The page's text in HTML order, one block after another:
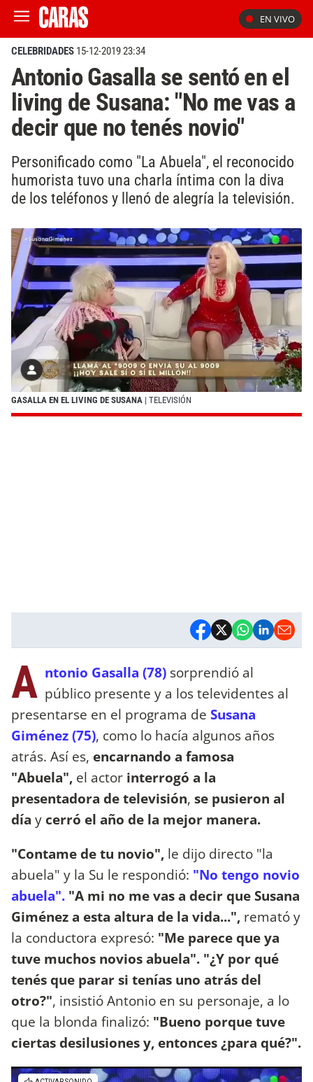
EN VIVO
CELEBRIDADES 15-12-2019 23:34
Antonio Gasalla se sentó en el
living de Susana: "No me vas a
decir que no tenés novio"
Personificado como "La Abuela", el reconocido
humorista tuvo una charla íntima con la diva
de los teléfonos y llenó de alegría la televisión.
GASALLA EN EL LIVING DE SUSANA | TELEVISIÓN
A ntonio Gasalla (78) sorprendió al
público presente y a los televidentes al
presentarse en el programa de Susana
Giménez (75), como lo hacía algunos años
atrás. Así es, encarnando a famosa
"Abuela", el actor interrogó a la
presentadora de televisión, se pusieron al
día y cerró el año de la mejor manera.
"Contame de tu novio", le dijo directo "la
abuela" y la Su le respondió: "No tengo novio
abuela". "A mi no me vas a decir que Susana
Giménez a esta altura de la vida...", remató y
la conductora expresó: "Me parece que ya
tuve muchos novios abuela". "¿Y por qué
tenés que parar si tenías uno atrás del
otro?", insistió Antonio en su personaje, a lo
que la blonda finalizó: "Bueno porque tuve
ciertas desilusiones y, entonces ¿para qué?".